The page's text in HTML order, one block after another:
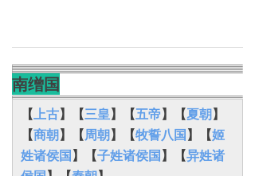
南缯国
【上古】【三皇】【五帝】【夏朝】
【商朝】【周朝】【牧誓八国】【姬
姓诸侯国】【子姓诸侯国】【异姓诸